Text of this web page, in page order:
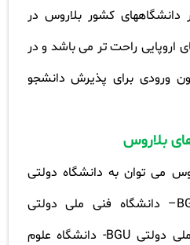
کشور بلاروس در
اروپایی راحت تر می باشد و در
ورودی برای پذیرش دانشجو
بلاروس
می توان به دانشگاه دولتی
– دانشگاه فنی ملی دولتی
دولتی BGU- دانشگاه علوم